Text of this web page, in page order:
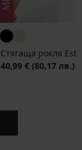
Стягаща рокля
40,99 € (80,17 лв.)